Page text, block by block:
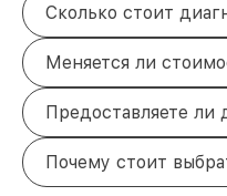
Сколько стоит
Меняется ли
Предоставляете ли
Почему стоит